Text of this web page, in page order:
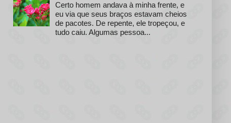
Certo homem andava à minha frente, e
eu via que seus braços estavam cheios
de pacotes. De repente, ele tropeçou, e
tudo caiu. Algumas pessoa...